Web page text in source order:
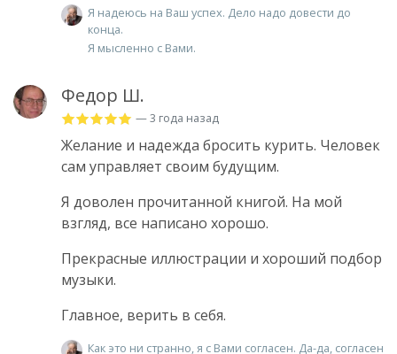
Я надеюсь на Ваш успех. Дело надо довести до
конца.
Я мысленно с Вами.
Федор Ш.
— 3 года назад
Желание и надежда бросить курить. Человек
сам управляет своим будущим.
Я доволен прочитанной книгой. На мой
взгляд, все написано хорошо.
Прекрасные иллюстрации и хороший подбор
музыки.
Главное, верить в себя.
Как это ни странно, я с Вами согласен. Да-да, согласен